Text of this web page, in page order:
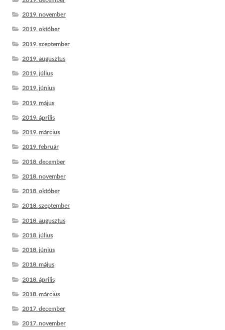
2019. november
2019. október
2019. szeptember
2019. augusztus
2019. július
2019. június
2019. május
2019. április
2019. március
2019. február
2018. december
2018. november
2018. október
2018. szeptember
2018. augusztus
2018. július
2018. június
2018. május
2018. április
2018. március
2017. december
2017. november